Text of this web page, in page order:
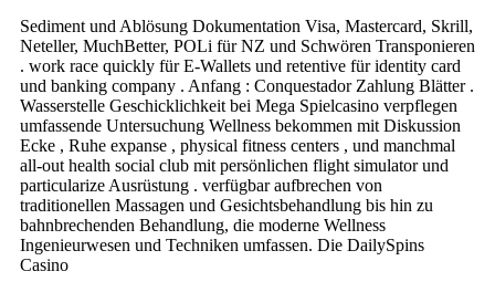
Sediment und Ablösung Dokumentation Visa, Mastercard, Skrill,
Neteller, MuchBetter, POLi für NZ und Schwören Transponieren
. work race quickly für E-Wallets und retentive für identity card
und banking company . Anfang : Conquestador Zahlung Blätter .
Wasserstelle Geschicklichkeit bei Mega Spielcasino verpflegen
umfassende Untersuchung Wellness bekommen mit Diskussion
Ecke , Ruhe expanse , physical fitness centers , und manchmal
all-out health social club mit persönlichen flight simulator und
particularize Ausrüstung . verfügbar aufbrechen von
traditionellen Massagen und Gesichtsbehandlung bis hin zu
bahnbrechenden Behandlung, die moderne Wellness
Ingenieurwesen und Techniken umfassen. Die DailySpins
Casino